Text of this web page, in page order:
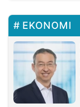
EKONOMI